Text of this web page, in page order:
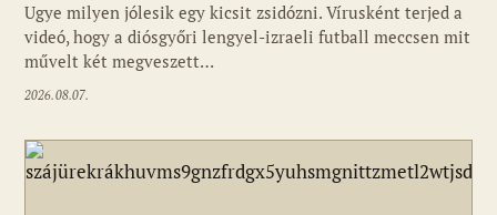
Ugye milyen jólesik egy kicsit zsidózni. Vírusként terjed a
videó, hogy a diósgyőri lengyel-izraeli futball meccsen mit
művelt két megveszett…
2026.08.07.